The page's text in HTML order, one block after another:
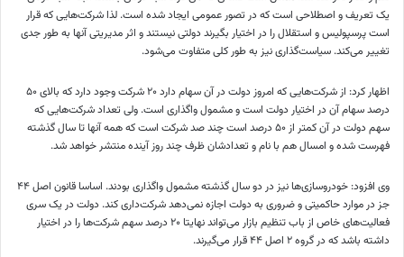
یک تعریف و اصطلاحی است که در تصور عمومی ایجاد شده است. لذا شرکت‌هایی که قرار
است پرسپولیس و استقلال را در اختیار بگیرند دولتی نیستند و اثر مدیریتی آنها به طور جدی
تغییر می‌کند. سیاست‌گذاری نیز به طور کلی متفاوت می‌شود.
اظهار کرد: از شرکت‌هایی که امروز دولت در آن سهام دارد ۲۰ شرکت وجود دارد که بالای ۵۰
درصد سهام آن در اختیار دولت است و مشمول واگذاری است. ولی تعداد شرکت‌هایی که
سهم دولت در آن کمتر از ۵۰ درصد است چند صد شرکت است که همه آنها تا سال گذشته
فهرست شده و امسال هم با نام و تعدادشان ظرف چند روز آینده منتشر خواهد شد.
وی افزود: خودروسازی‌ها نیز در دو سال گذشته مشمول واگذاری بودند. اساسا قانون اصل ۴۴
جز در موارد حاکمیتی و ضروری به دولت اجازه نمی‌دهد شرکت‌داری کند. دولت در یک سری
فعالیت‌های خاص از باب تنظیم بازار می‌تواند نهایتا ۲۰ درصد سهم شرکت‌ها را در اختیار
داشته باشد که در گروه ۲ اصل ۴۴ قرار می‌گیرند.